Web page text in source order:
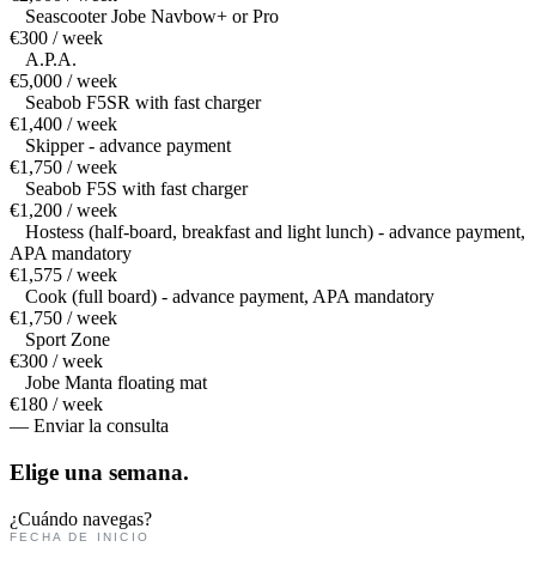
Seascooter Jobe Navbow+ or Pro
€300 / week
A.P.A.
€5,000 / week
Seabob F5SR with fast charger
€1,400 / week
Skipper - advance payment
€1,750 / week
Seabob F5S with fast charger
€1,200 / week
Hostess (half-board, breakfast and light lunch) - advance payment,
APA mandatory
€1,575 / week
Cook (full board) - advance payment, APA mandatory
€1,750 / week
Sport Zone
€300 / week
Jobe Manta floating mat
€180 / week
— Enviar la consulta
Elige una semana.
¿Cuándo navegas?
FECHA DE INICIO